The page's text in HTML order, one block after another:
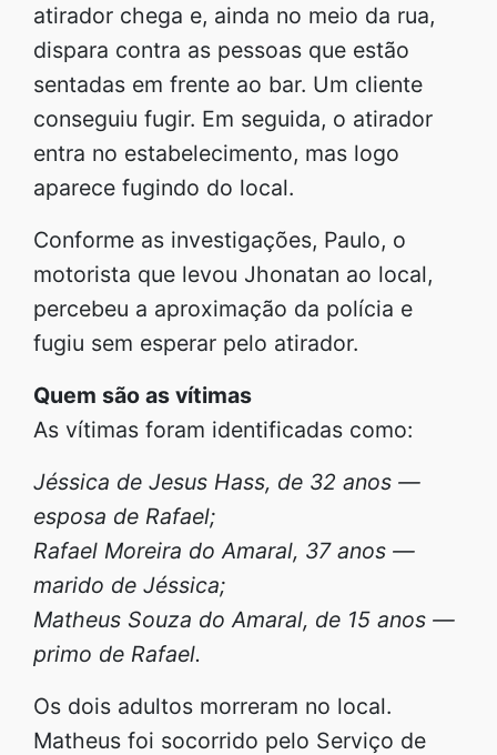
atirador chega e, ainda no meio da rua,
dispara contra as pessoas que estão
sentadas em frente ao bar. Um cliente
conseguiu fugir. Em seguida, o atirador
entra no estabelecimento, mas logo
aparece fugindo do local.
Conforme as investigações, Paulo, o
motorista que levou Jhonatan ao local,
percebeu a aproximação da polícia e
fugiu sem esperar pelo atirador.
Quem são as vítimas
As vítimas foram identificadas como:
Jéssica de Jesus Hass, de 32 anos —
esposa de Rafael;
Rafael Moreira do Amaral, 37 anos —
marido de Jéssica;
Matheus Souza do Amaral, de 15 anos —
primo de Rafael.
Os dois adultos morreram no local.
Matheus foi socorrido pelo Serviço de